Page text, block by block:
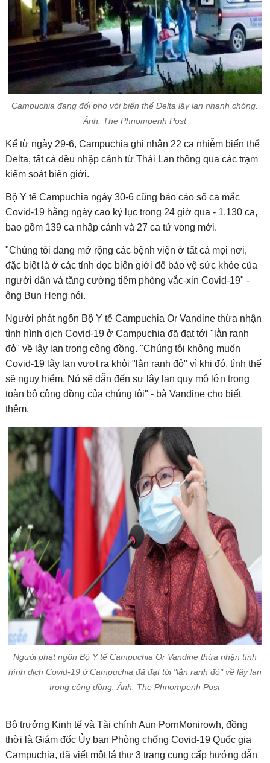
Campuchia đang đối phó với biến thể Delta lây lan nhanh chóng.
Ảnh: The Phnompenh Post
Kể từ ngày 29-6, Campuchia ghi nhận 22 ca nhiễm biến thể
Delta, tất cả đều nhập cảnh từ Thái Lan thông qua các trạm
kiểm soát biên giới.
Bộ Y tế Campuchia ngày 30-6 cũng báo cáo số ca mắc
Covid-19 hằng ngày cao kỷ lục trong 24 giờ qua - 1.130 ca,
bao gồm 139 ca nhập cảnh và 27 ca tử vong mới.
"Chúng tôi đang mở rộng các bệnh viện ở tất cả mọi nơi,
đặc biệt là ở các tỉnh dọc biên giới để bảo vệ sức khỏe của
người dân và tăng cường tiêm phòng vắc-xin Covid-19" -
ông Bun Heng nói.
Người phát ngôn Bộ Y tế Campuchia Or Vandine thừa nhận
tình hình dịch Covid-19 ở Campuchia đã đạt tới "lằn ranh
đỏ" về lây lan trong cộng đồng. "Chúng tôi không muốn
Covid-19 lây lan vượt ra khỏi "lằn ranh đỏ" vì khi đó, tình thế
sẽ nguy hiểm. Nó sẽ dẫn đến sự lây lan quy mô lớn trong
toàn bộ cộng đồng của chúng tôi" - bà Vandine cho biết
thêm.
Người phát ngôn Bộ Y tế Campuchia Or Vandine thừa nhận tình
hình dịch Covid-19 ở Campuchia đã đạt tới "lằn ranh đỏ" về lây lan
trong cộng đồng. Ảnh: The Phnompenh Post
Bộ trưởng Kinh tế và Tài chính Aun PornMonirowh, đồng
thời là Giám đốc Ủy ban Phòng chống Covid-19 Quốc gia
Campuchia, đã viết một lá thư 3 trang cung cấp hướng dẫn